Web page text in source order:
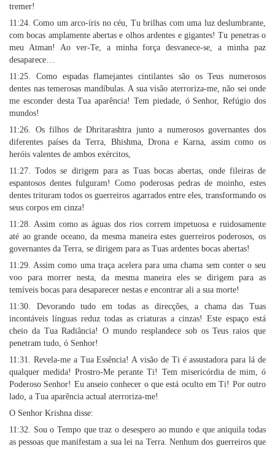
tremer!
11:24. Como um arco-íris no céu, Tu brilhas com uma luz deslumbrante,
com bocas amplamente abertas e olhos ardentes e gigantes! Tu penetras o
meu Atman! Ao ver-Te, a minha força desvanece-se, a minha paz
desaparece…
11:25. Como espadas flamejantes cintilantes são os Teus numerosos
dentes nas temerosas mandíbulas. A sua visão aterroriza-me, não sei onde
me esconder desta Tua aparência! Tem piedade, ó Senhor, Refúgio dos
mundos!
11:26. Os filhos de Dhritarashtra junto a numerosos governantes dos
diferentes países da Terra, Bhishma, Drona e Karna, assim como os
heróis valentes de ambos exércitos,
11:27. Todos se dirigem para as Tuas bocas abertas, onde fileiras de
espantosos dentes fulguram! Como poderosas pedras de moinho, estes
dentes trituram todos os guerreiros agarrados entre eles, transformando os
seus corpos em cinza!
11:28. Assim como as águas dos rios correm impetuosa e ruidosamente
até ao grande oceano, da mesma maneira estes guerreiros poderosos, os
governantes da Terra, se dirigem para as Tuas ardentes bocas abertas!
11:29. Assim como uma traça acelera para uma chama sem conter o seu
voo para morrer nesta, da mesma maneira eles se dirigem para as
temíveis bocas para desaparecer nestas e encontrar ali a sua morte!
11:30. Devorando tudo em todas as direcções, a chama das Tuas
incontáveis línguas reduz todas as criaturas a cinzas! Este espaço está
cheio da Tua Radiância! O mundo resplandece sob os Teus raios que
penetram tudo, ó Senhor!
11:31. Revela-me a Tua Essência! A visão de Ti é assustadora para lá de
qualquer medida! Prostro-Me perante Ti! Tem misericórdia de mim, ó
Poderoso Senhor! Eu anseio conhecer o que está oculto em Ti! Por outro
lado, a Tua aparência actual aterroriza-me!
O Senhor Krishna disse:
11:32. Sou o Tempo que traz o desespero ao mundo e que aniquila todas
as pessoas que manifestam a sua lei na Terra. Nenhum dos guerreiros que